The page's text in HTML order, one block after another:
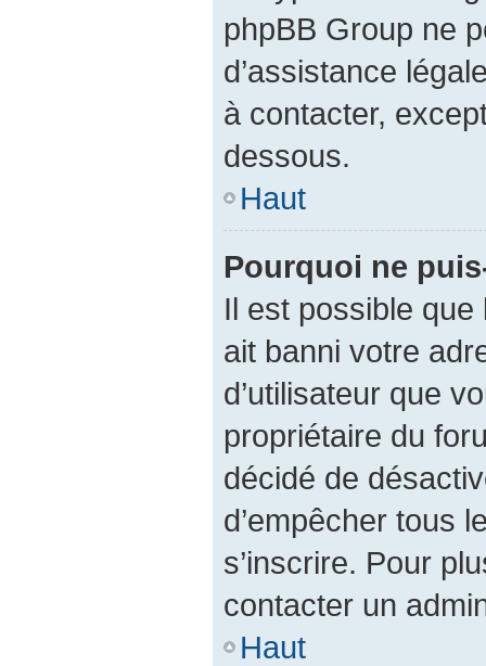
phpBB Group ne
d’assistance
à contacter,
dessous.
Haut
Pourquoi ne
Il est possible
ait banni votre
d’utilisateur que
propriétaire du
décidé de
d’empêcher tous
s’inscrire. Pour
contacter un
Haut